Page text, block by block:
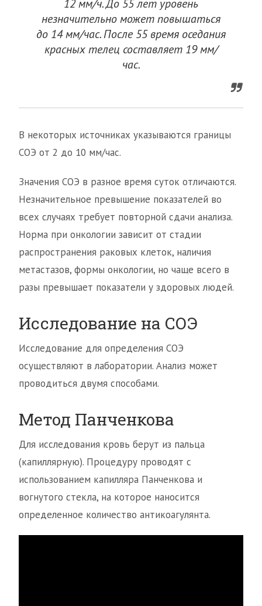
12 мм/ч. До 55 лет уровень
незначительно может повышаться
до 14 мм/час. После 55 время оседания
красных телец составляет 19 мм/
час.
В некоторых источниках указываются границы
СОЭ от 2 до 10 мм/час.
Значения СОЭ в разное время суток отличаются.
Незначительное превышение показателей во
всех случаях требует повторной сдачи анализа.
Норма при онкологии зависит от стадии
распространения раковых клеток, наличия
метастазов, формы онкологии, но чаще всего в
разы превышает показатели у здоровых людей.
Исследование на СОЭ
Исследование для определения СОЭ
осуществляют в лаборатории. Анализ может
проводиться двумя способами.
Метод Панченкова
Для исследования кровь берут из пальца
(капиллярную). Процедуру проводят с
использованием капилляра Панченкова и
вогнутого стекла, на которое наносится
определенное количество антикоагулянта.